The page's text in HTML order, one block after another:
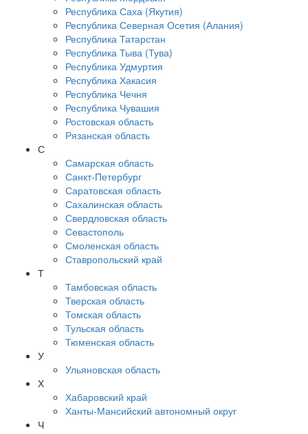
Республика Саха (Якутия)
Республика Северная Осетия (Алания)
Республика Татарстан
Республика Тыва (Тува)
Республика Удмуртия
Республика Хакасия
Республика Чечня
Республика Чувашия
Ростовская область
Рязанская область
С
Самарская область
Санкт-Петербург
Саратовская область
Сахалинская область
Свердловская область
Севастополь
Смоленская область
Ставропольский край
Т
Тамбовская область
Тверская область
Томская область
Тульская область
Тюменская область
У
Ульяновская область
Х
Хабаровский край
Ханты-Мансийский автономный округ
Ч